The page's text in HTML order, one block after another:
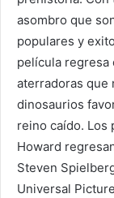
asombro que
populares y
película regresa
aterradoras que
dinosaurios
reino caído. Los
Howard
Steven
Universal